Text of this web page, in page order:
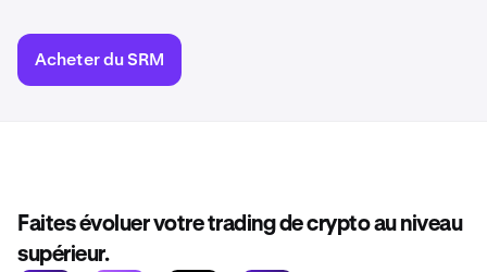
Acheter du SRM
Faites évoluer votre trading de crypto au niveau
supérieur.